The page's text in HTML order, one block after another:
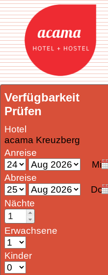
Verfügbarkeit
Prüfen
Hotel
acama Kreuzberg
Anreise
Abreise
Nächte
Erwachsene
Kinder